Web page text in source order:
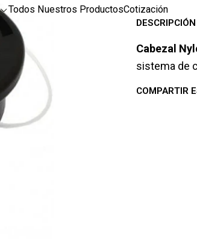
Todos Nuestros ProductosCotización
DESCRIPCIÓN
Cabezal
sistema de
COMPARTIR